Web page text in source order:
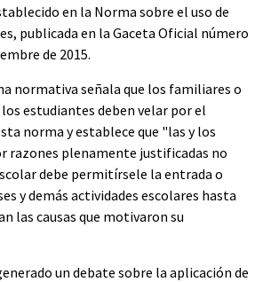
en la Norma sobre el uso de
publicada en la Gaceta Oficial número
de 2015.
normativa señala que los familiares o
estudiantes deben velar por el
norma y establece que "las y los
razones plenamente justificadas no
debe permitírsele la entrada o
y demás actividades escolares hasta
las causas que motivaron su
un debate sobre la aplicación de